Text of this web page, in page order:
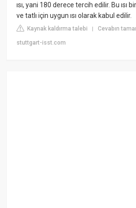
ısı, yani 180 derece tercih edilir. Bu ısı
ve tatlı için uygun ısı olarak kabul edilir.
Kaynak kaldırma talebi |Cevabın
stuttgart-isst.com